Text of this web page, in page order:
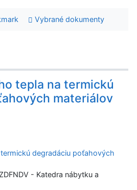
Vybrané dokumenty
tepla na termickú
materiálov
degradáciu poťahových
- Katedra nábytku a